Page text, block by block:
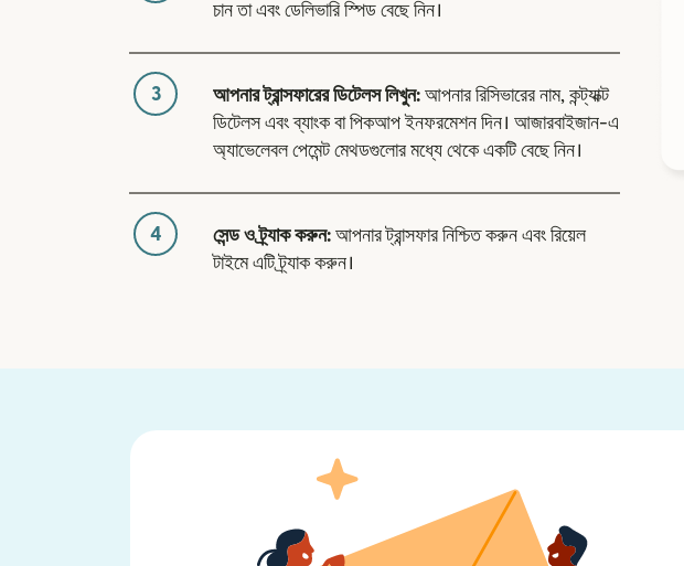
চান তা এবং ডেলিভারি স্পিড বেছে নিন।
3 আপনার ট্রান্সফারের ডিটেলস লিখুন: আপনার রিসিভারের নাম, কন্ট্যাক্ট
ডিটেলস এবং ব্যাংক বা পিকআপ ইনফরমেশন দিন। আজারবাইজান-এ
অ্যাভেলেবল পেমেন্ট মেথডগুলোর মধ্যে থেকে একটি বেছে নিন।
4 সেন্ড ও ট্র্যাক করুন: আপনার ট্রান্সফার নিশ্চিত করুন এবং রিয়েল
টাইমে এটি ট্র্যাক করুন।